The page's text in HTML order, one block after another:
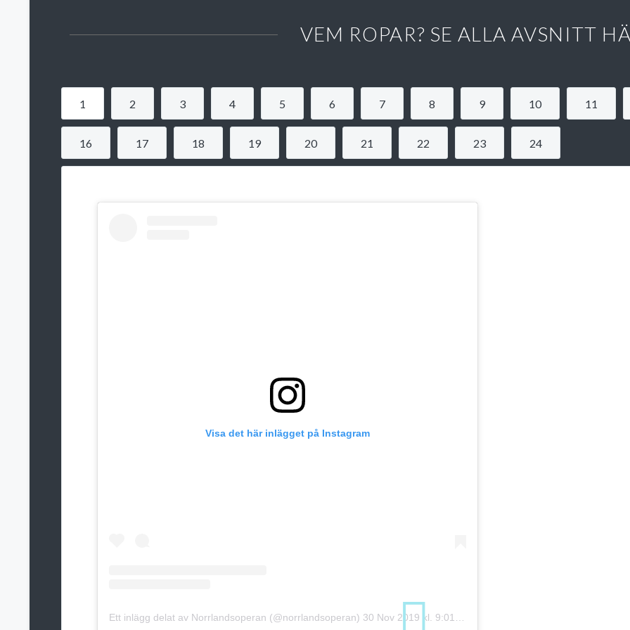
VEM ROPAR? SE ALLA AVSNITT
1 2 3 4 5 6 7 8 9 10 11
16 17 18 19 20 21 22 23 24
Visa det här inlägget på Instagram
Ett inlägg delat av Norrlandsoperan (@norrlandsoperan) 30 Nov 2019 kl. 9:01 PST